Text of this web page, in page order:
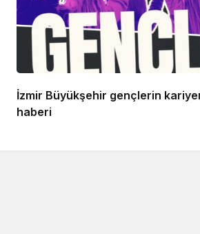
İzmir Büyükşehir gençlerin
haberi